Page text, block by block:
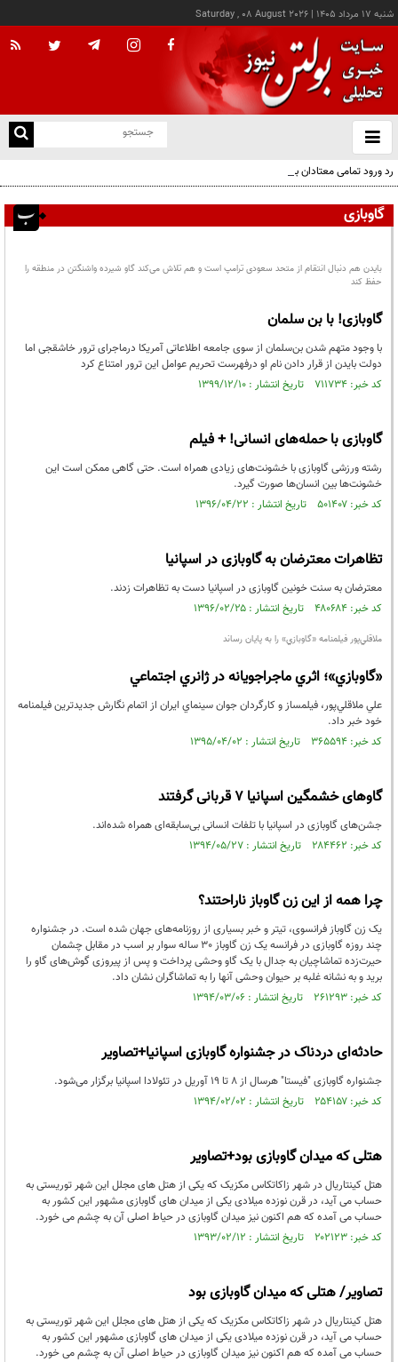
شنبه ۱۷ مرداد ۱۴۰۵ |
Saturday , 08 August 2026
باز
و
رد ورود تمامی معتادان به اتاق‌های مدیریت مصرف؛ شرایط خاص پذیرش
گاوبازی
بایدن هم دنبال انتقام از متحد سعودی ترامپ است و هم تلاش می‌کند گاو شیرده واشنگتن در منطقه را
حفظ کند
گاوبازی! با بن سلمان
با وجود متهم شدن بن‌سلمان از سوی جامعه اطلاعاتی آمریکا درماجرای ترور خاشقجی اما
دولت بایدن از قرار دادن نام او درفهرست تحریم عوامل این ترور امتناع کرد
کد خبر: ۷۱۱۷۳۴ تاریخ انتشار : ۱۳۹۹/۱۲/۱۰
گاوبازی با حمله‌های انسانی! + فیلم
رشته ورزشی گاوبازی با خشونت‌های زیادی همراه است. حتی گاهی ممکن است این
خشونت‌ها بین انسان‌ها صورت گیرد.
کد خبر: ۵۰۱۴۰۷ تاریخ انتشار : ۱۳۹۶/۰۴/۲۲
تظاهرات معترضان به گاوبازی در اسپانیا
معترضان به سنت خونین گاوبازی در اسپانیا دست به تظاهرات زدند.
کد خبر: ۴۸۰۶۸۴ تاریخ انتشار : ۱۳۹۶/۰۲/۲۵
ملاقلي‌پور فيلمنامه «گاوبازي» را به پايان رساند
«گاوبازي»؛ اثري ماجراجويانه در ژانري اجتماعي
علي ملاقلي‌پور، فيلمساز و كارگردان جوان سينماي ايران از اتمام نگارش جديدترين فيلمنامه
خود خبر داد.
کد خبر: ۳۶۵۵۹۴ تاریخ انتشار : ۱۳۹۵/۰۴/۰۲
گاوهای خشمگین اسپانیا 7 قربانی گرفتند
جشن‌های گاوبازی در اسپانیا با تلفات انسانی بی‌سابقه‌ای همراه شده‌اند.
کد خبر: ۲۸۴۴۶۲ تاریخ انتشار : ۱۳۹۴/۰۵/۲۷
چرا همه از این زن گاوباز ناراحتند؟
یک زن گاوباز فرانسوی، تیتر و خبر بسیاری از روزنامه‌های جهان شده است. در جشنواره
چند روزه گاوبازی در فرانسه یک زن گاوباز 30 ساله سوار بر اسب در مقابل چشمان
حیرت‌زده تماشاچیان به جدال با یک گاو وحشی پرداخت و پس از پیروزی گوش‌های گاو را
برید و به نشانه غلبه بر حیوان وحشی آنها را به تماشاگران نشان داد.
کد خبر: ۲۶۱۲۹۳ تاریخ انتشار : ۱۳۹۴/۰۳/۰۶
حادثه‌ای دردناک در جشنواره گاوبازی اسپانیا+تصاویر
جشنواره گاوبازی "فیستا" هرسال از 8 تا 19 آوریل در تئولادا اسپانیا برگزار می‌شود.
کد خبر: ۲۵۴۱۵۷ تاریخ انتشار : ۱۳۹۴/۰۲/۰۲
هتلی که میدان گاوبازی بود+تصاویر
هتل کینتاریال در شهر زاکاتکاس مکزیک که یکی از هتل های مجلل این شهر توریستی به
حساب می آید، در قرن نوزده میلادی یکی از میدان های گاوبازی مشهور این کشور به
حساب می آمده که هم اکنون نیز میدان گاوبازی در حیاط اصلی آن به چشم می خورد.
کد خبر: ۲۰۲۱۲۳ تاریخ انتشار : ۱۳۹۳/۰۲/۱۲
تصاویر/ هتلی که میدان گاوبازی بود
هتل کینتاریال در شهر زاکاتکاس مکزیک که یکی از هتل های مجلل این شهر توریستی به
حساب می آید، در قرن نوزده میلادی یکی از میدان های گاوبازی مشهور این کشور به
حساب می آمده که هم اکنون نیز میدان گاوبازی در حیاط اصلی آن به چشم می خورد.